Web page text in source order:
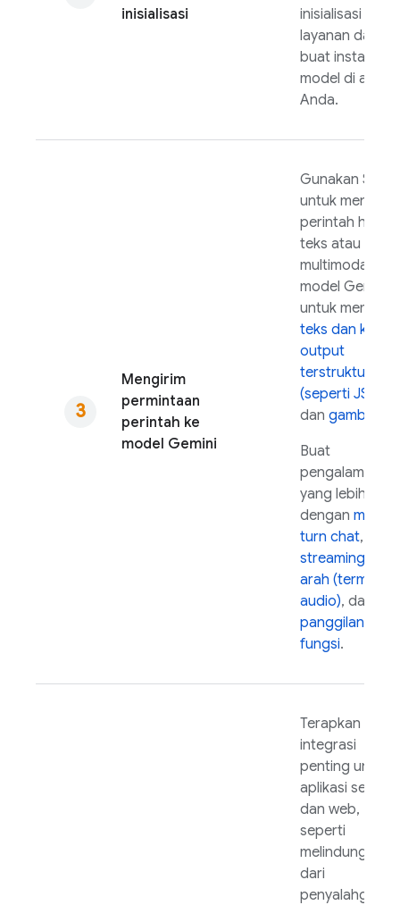
inisialisasi
inisialisasi
layanan dan
buat instance
model di
Anda.
Mengirim
permintaan
perintah ke
model Gemini
Gunakan SDK
untuk mengirim
perintah hanya
teks atau
multimodal ke
model Gemini
untuk
teks dan kode
output
terstruktur
(seperti JSON)
dan gambar
Buat
pengalaman
yang lebih kaya
dengan multi-
turn chat,
streaming dua
arah (termasuk
audio), dan
panggilan
fungsi.
Terapkan
integrasi
penting untuk
aplikasi seluler
dan web,
seperti
melindungi API
dari